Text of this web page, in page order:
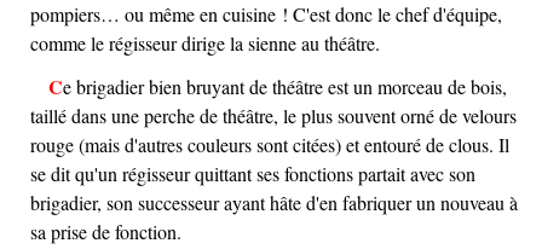
pompiers… ou même en cuisine ! C'est donc le chef d'équipe,
comme le régisseur dirige la sienne au théâtre.
Ce brigadier bien bruyant de théâtre est un morceau de bois,
taillé dans une perche de théâtre, le plus souvent orné de velours
rouge (mais d'autres couleurs sont citées) et entouré de clous. Il
se dit qu'un régisseur quittant ses fonctions partait avec son
brigadier, son successeur ayant hâte d'en fabriquer un nouveau à
sa prise de fonction.